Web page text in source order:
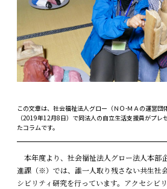
この文章は、社会福祉法人グロー（ＮＯ-ＭＡの運営団
（2019年12月8日）で同法人の自立生活支援員がプレ
たコラムです。
本年度より、社会福祉法人グロー法人本部
進課（※）では、誰一人取り残さない共生社
シビリティ研究を行っています。アクセシビ